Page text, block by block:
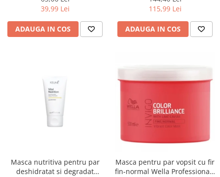
39,99 Lei
ADAUGA IN COS
115,99 Lei
ADAUGA IN COS
Masca nutritiva pentru par
deshidratat si degradat
Masca pentru par vopsit cu fir
fin-normal Wella Professionals